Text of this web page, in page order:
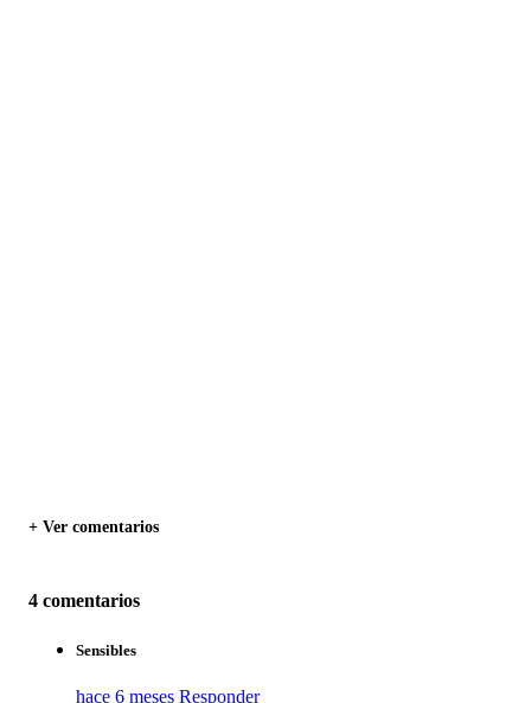
+ Ver comentarios
4 comentarios
Sensibles
hace 6 meses Responder